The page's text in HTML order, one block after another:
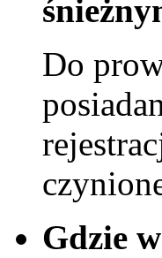
Do
Gdzie